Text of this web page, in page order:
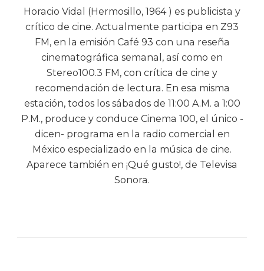
Horacio Vidal (Hermosillo, 1964 ) es publicista y
crítico de cine. Actualmente participa en Z93
FM, en la emisión Café 93 con una reseña
cinematográfica semanal, así como en
Stereo100.3 FM, con crítica de cine y
recomendación de lectura. En esa misma
estación, todos los sábados de 11:00 A.M. a 1:00
P.M., produce y conduce Cinema 100, el único -
dicen- programa en la radio comercial en
México especializado en la música de cine.
Aparece también en ¡Qué gusto!, de Televisa
Sonora.